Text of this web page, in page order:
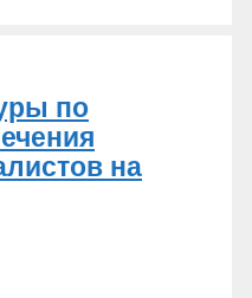
по
на